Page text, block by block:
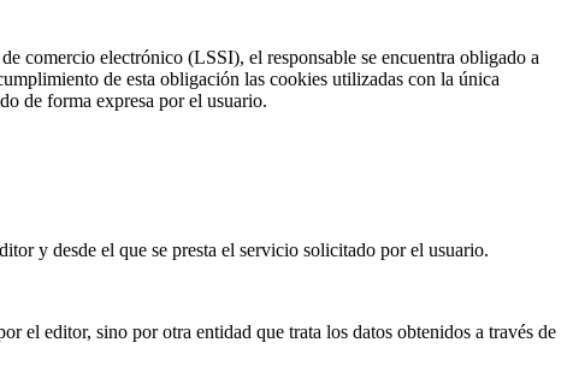
comercio electrónico (LSSI), el responsable se encuentra obligado a
de esta obligación las cookies utilizadas con la única
de forma expresa por el usuario.
y desde el que se presta el servicio solicitado por el usuario.
el editor, sino por otra entidad que trata los datos obtenidos a través de